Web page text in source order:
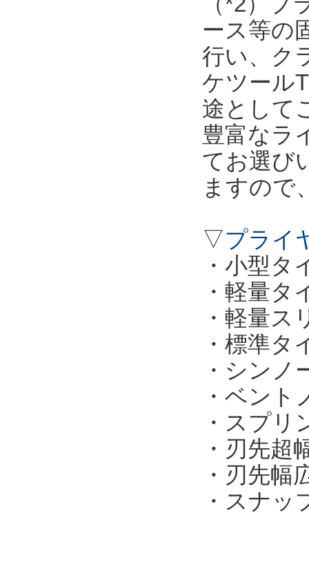
ース等の
行い、ク
ケツール
途として
豊富なラ
てお選び
ますので
▽プライ
・小型タ
・軽量タ
・軽量ス
・標準タ
・シンノ
・ベント
・スプ
・刃先超
・刃先幅
・スナッ